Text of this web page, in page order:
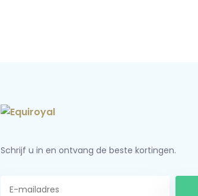
Schrijf u in en ontvang de beste kortingen.